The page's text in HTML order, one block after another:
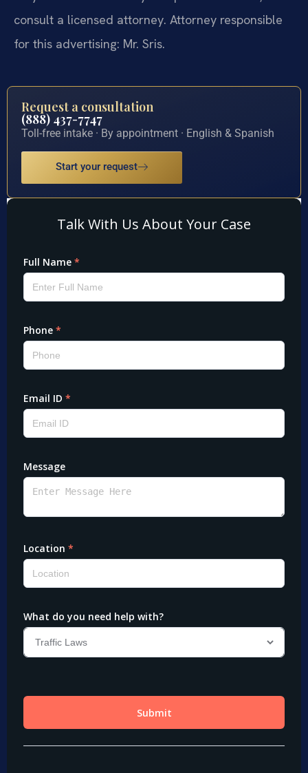
consult a licensed attorney. Attorney responsible
for this advertising: Mr. Sris.
Request a consultation
(888) 437-7747
Toll-free intake · By appointment · English & Spanish
Start your request